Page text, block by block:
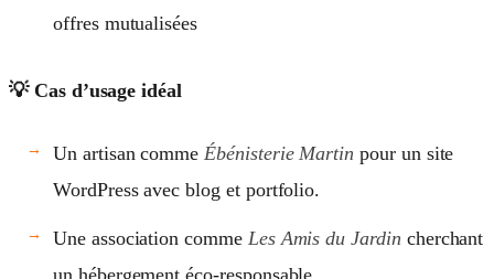
offres mutualisées
💡 Cas d’usage idéal
Un artisan commeÉbénisterie Martin pour un site
WordPress avec blog et portfolio.
Une association comme Les Amis du Jardin cherchant
un hébergement éco-responsable.